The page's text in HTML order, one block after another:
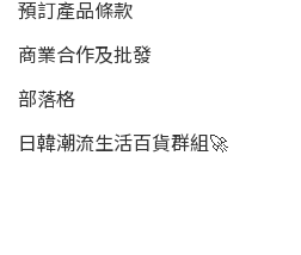
預訂產品條款
商業合作及批發
部落格
日韓潮流生活百貨群組🚀